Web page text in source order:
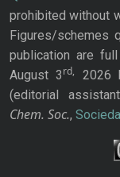
prohibited without
Figures/schemes
publication are
August 3rd,
2026
(editorial
Chem. Soc.,